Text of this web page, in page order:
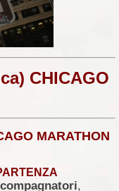
CHICAGO
MARATHON
,